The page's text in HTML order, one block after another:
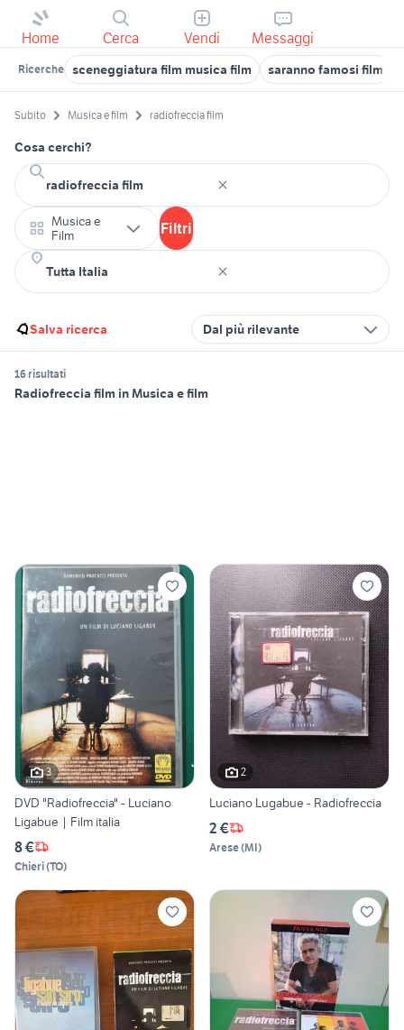
Home Cerca Vendi Messaggi
Ricerche sceneggiatura film musica film saranno famosi film
Subito Musica e film radiofreccia film
Cosa cerchi?
Musica e
Film
Filtri
Salva ricerca Dal più rilevante
16 risultati
Radiofreccia film in Musica e film
3
DVD "Radiofreccia" - Luciano
Ligabue | Film italia
8 €
Chieri(TO)
2
Luciano Lugabue - Radiofreccia
2 €
Arese(MI)